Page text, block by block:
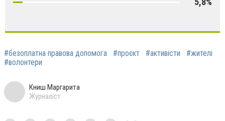
#безоплатна правова допомога #проєкт #активісти
#жителі
#волонтери
Книш Маргарита
Журналіст